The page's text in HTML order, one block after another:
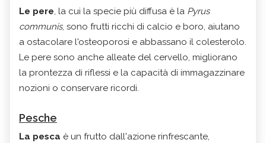
Le pere, la cui la specie più diffusa è la Pyrus
communis, sono frutti ricchi di calcio e boro, aiutano
a ostacolare l'osteoporosi e abbassano il colesterolo.
Le pere sono anche alleate del cervello, migliorano
la prontezza di riflessi e la capacità di immagazzinare
nozioni o conservare ricordi.
Pesche
La pesca è un frutto dall'azione rinfrescante,